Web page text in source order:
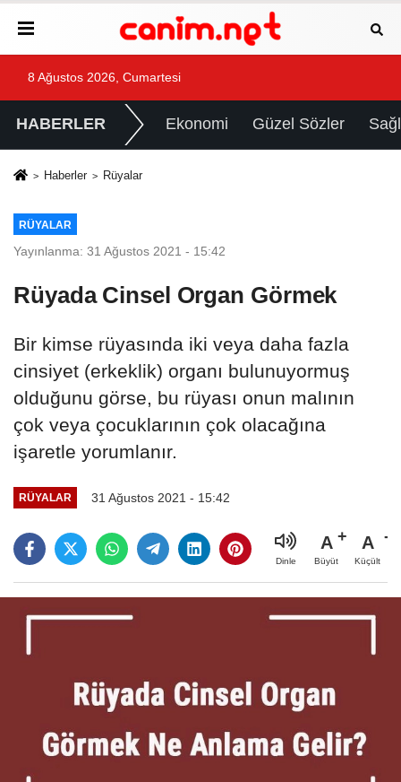
8 Ağustos 2026, Cumartesi
HABERLER Ekonomi Güzel Sözler
Haberler Rüyalar
RÜYALAR
Yayınlanma: 31 Ağustos 2021 - 15:42
Rüyada Cinsel Organ Görmek
Bir kimse rüyasında iki veya daha fazla
cinsiyet (erkeklik) organı bulunuyormuş
olduğunu görse, bu rüyası onun malının
çok veya çocuklarının çok olacağına
işaretle yorumlanır.
RÜYALAR 31 Ağustos 2021 - 15:42
Dinle
A
Büyüt
A
Küçült